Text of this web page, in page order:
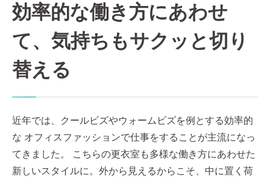
効率的な働き⽅にあわせ
て、気持ちもサクッと切り
替える
近年では、クールビズやウォームビズを例とする効率的
な オフィスファッションで仕事をすることが主流になっ
てきました。 こちらの更⾐室も多様な働き⽅にあわせた
新しいスタイルに。外から⾒えるからこそ、中に置く荷